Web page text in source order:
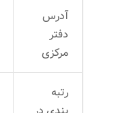
آدرس
دفتر
مرکزی
رتبه